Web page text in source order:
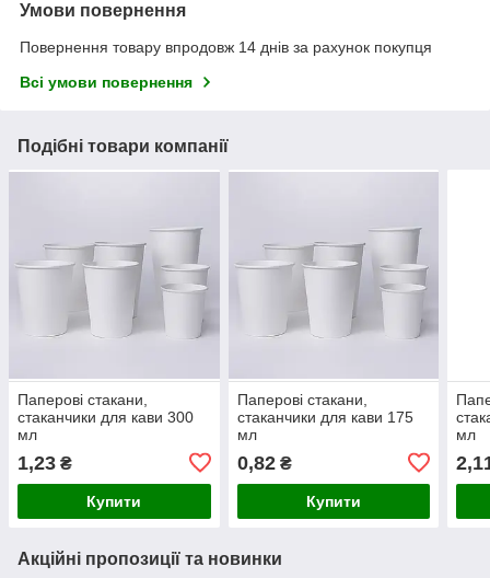
Умови повернення
Повернення товару впродовж 14 днів за рахунок покупця
Всі умови повернення
Подібні товари компанії
Паперові стакани,
стаканчики для кави 300
мл
1,23 ₴
Купити
Паперові стакани,
стаканчики для кави 175
мл
0,82₴
Купити
мл
Акційні пропозиції та новинки